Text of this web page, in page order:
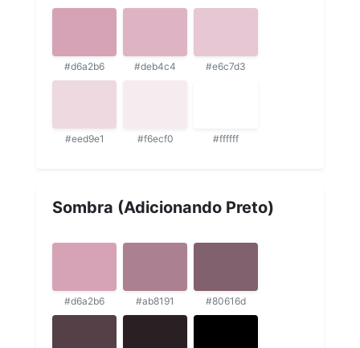
#d6a2b6 #deb4c4 #e6c7d3
#eed9e1 #f6ecf0 #ffffff
Sombra (Adicionando Preto)
#d6a2b6 #ab8191 #80616d